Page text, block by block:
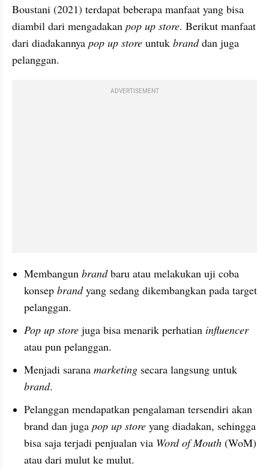
Boustani (2021) terdapat beberapa manfaat yang bisa
diambil dari mengadakan pop up store. Berikut manfaat
dari diadakannya pop up store untuk brand dan juga
pelanggan.
ADVERTISEMENT
Membangun brand baru atau melakukan uji coba
konsep brand yang sedang dikembangkan pada target
pelanggan.
Pop up store juga bisa menarik perhatian influencer
atau pun pelanggan.
Menjadi sarana marketing
brand.
Pelanggan mendapatkan pengalaman tersendiri akan
brand dan juga pop up store yang diadakan, sehingga
bisa saja terjadi penjualan via Word of Mouth (WoM)
atau dari mulut ke mulut.